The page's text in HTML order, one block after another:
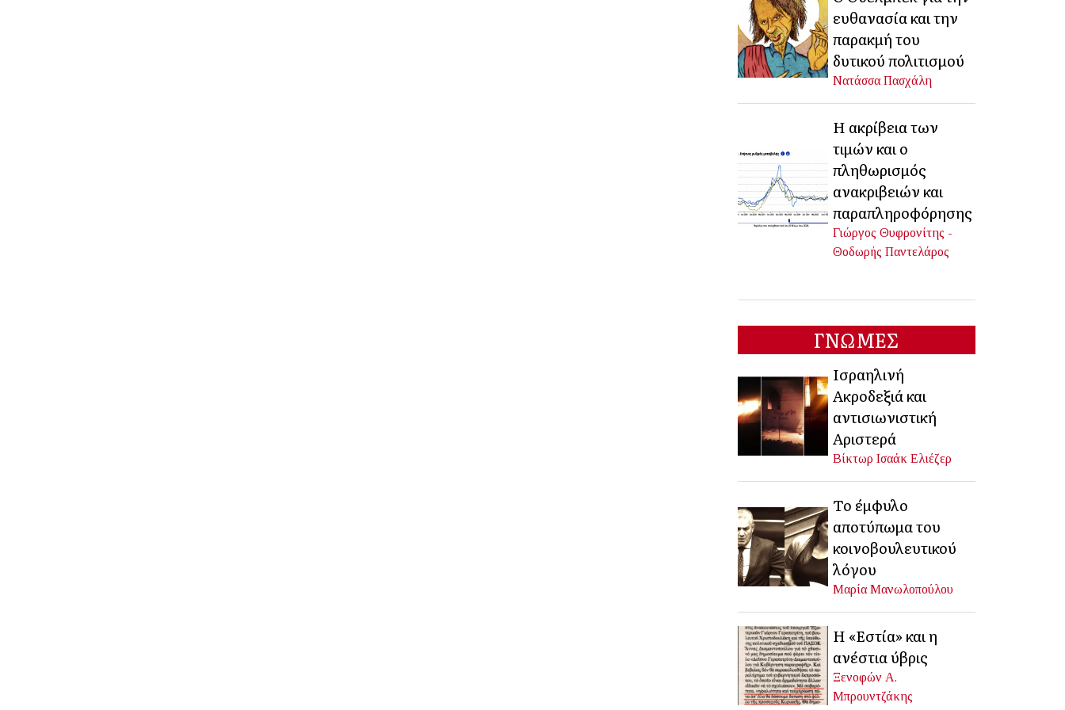
ευθανασία και την
παρακμή του
δυτικού πολιτισμού
Νατάσσα Πασχάλη
Η ακρίβεια των
τιμών και ο
πληθωρισμός
ανακριβειών και
παραπληροφόρησης
Γιώργος Θυφρονίτης -
Θοδωρής Παντελάρος
ΓΝΩΜΕΣ
Ισραηλινή
Ακροδεξιά και
αντισιωνιστική
Αριστερά
Βίκτωρ Ισαάκ Ελιέζερ
Το έμφυλο
αποτύπωμα του
κοινοβουλευτικού
λόγου
Μαρία Μανωλοπούλου
Η «Εστία» και η
ανέστια ύβρις
Ξενοφών Α.
Μπρουντζάκης